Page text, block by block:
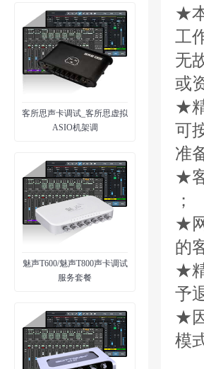
客所思声卡调试_客所思虚拟
ASIO机架调
魅声T600/魅声T800声卡调试
服务套餐
★
工
无
或
★
可
准
★
；
★
的
★
予
★
模